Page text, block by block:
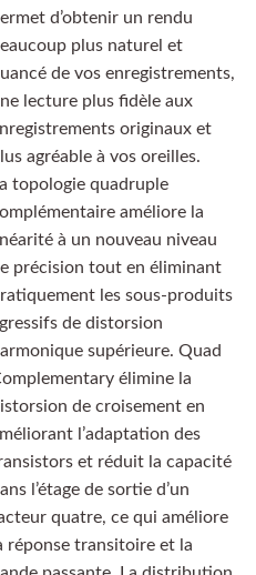
d’obtenir un rendu
plus naturel et
de vos enregistrements,
lecture plus fidèle aux
originaux et
agréable à vos oreilles.
topologie quadruple
améliore la
à un nouveau niveau
précision tout en éliminant
les sous-produits
de distorsion
supérieure. Quad
élimine la
de croisement en
l’adaptation des
et réduit la capacité
l’étage de sortie d’un
quatre, ce qui améliore
réponse transitoire et la